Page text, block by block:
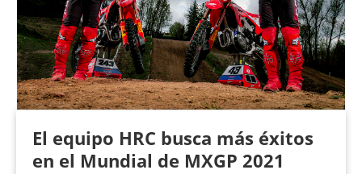
El equipo HRC busca más éxitos
en el Mundial de MXGP 2021